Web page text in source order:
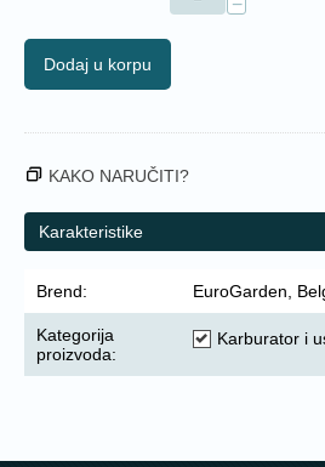
−
Dodaj u korpu
KAKO NARUČITI?
Karakteristike
Brend: EuroGarden,
Kategorija
proizvoda:
Karburator i